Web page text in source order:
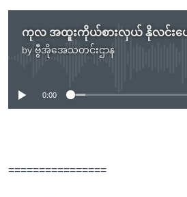
by ဗွီအိုအေသတင်းဌာန
No media source
0:00
================